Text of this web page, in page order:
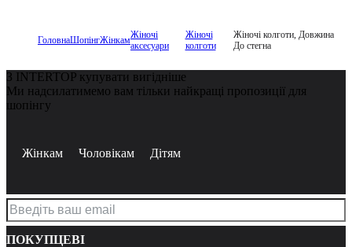
ГоловнаШопінгЖінкамЖіночі
аксесуари
Жіночі
колготи
Жіночі колготи, Довжина
До стегна
З INTERTOP купувати вигідніше
Ми надсилатимемо вам тільки найкращі пропозиції для
шопінгу
Жінкам Чоловікам Дітям
ПОКУПЦЕВІ